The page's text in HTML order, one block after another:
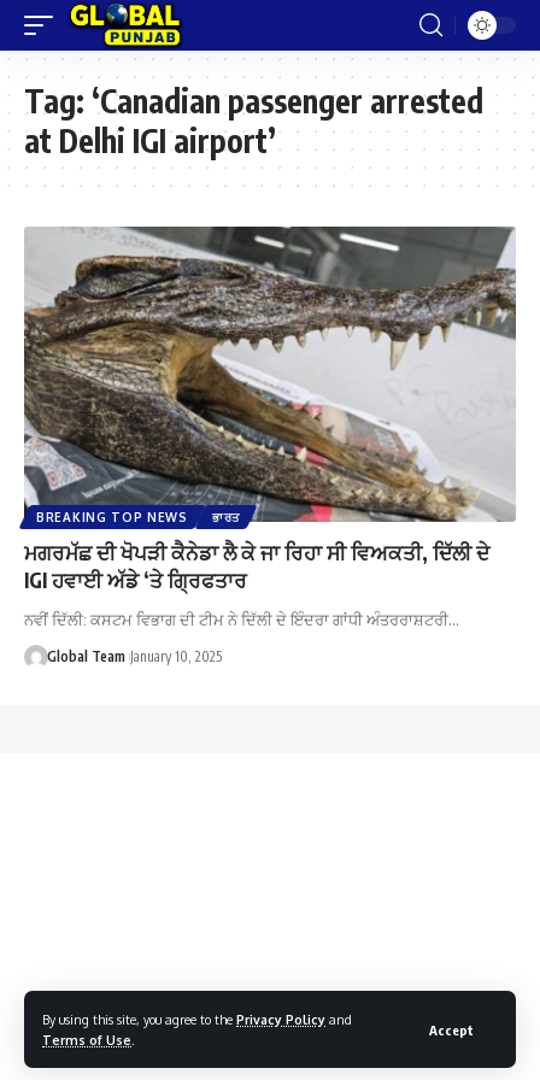
By using this site, you agree to the Privacy Policy and
Terms of Use
Accept
Tag: ‘Canadian passenger arrested
at Delhi IGI airport’
BREAKING TOP NEWS ਭਾਰਤ
ਮਗਰਮੱਛ ਦੀ ਖੋਪੜੀ ਕੈਨੇਡਾ ਲੈ ਕੇ ਜਾ ਰਿਹਾ ਸੀ ਵਿਅਕਤੀ, ਦਿੱਲੀ ਦੇ
IGI ਹਵਾਈ ਅੱਡੇ ‘ਤੇ ਗ੍ਰਿਫਤਾਰ
ਨਵੀਂ ਦਿੱਲੀ: ਕਸਟਮ ਵਿਭਾਗ ਦੀ ਟੀਮ ਨੇ ਦਿੱਲੀ ਦੇ ਇੰਦਰਾ ਗਾਂਧੀ ਅੰਤਰਰਾਸ਼ਟਰੀ…
Global Team January 10, 2025